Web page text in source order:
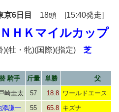
京6日目 18頭 [15:40発走]
ＨＫマイルカップ
)(牡・牝)(国際)(指定) 芝
騎手 斤量 単勝
父
崎圭太 57 18.8 ワールドエース
添謙一 55 65.8 キズナ